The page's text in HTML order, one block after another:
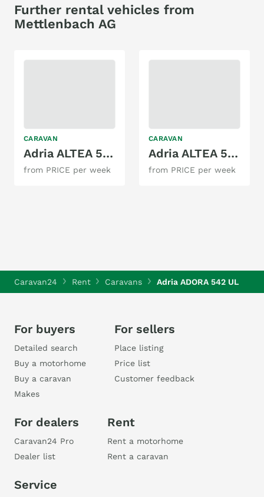
Further rental vehicles from
Mettlenbach AG
CARAVAN
Adria ALTEA 542PK
from PRICE per week
CARAVAN
Adria ALTEA 552 PK
from PRICE per week
Caravan24 Rent Caravans Adria ADORA 542 UL
For buyers
Detailed search
Buy a motorhome
Buy a caravan
Makes
For sellers
Place listing
Price list
Customer feedback
For dealers
Caravan24 Pro
Dealer list
Rent
Rent a motorhome
Rent a caravan
Service